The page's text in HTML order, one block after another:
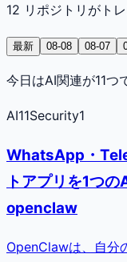
12 リポジトリがト
最新 08-08 08-07
今日はAI関連が11つ
AI11Security1
WhatsApp・
トアプリを1つ
openclaw
OpenClawは、自分